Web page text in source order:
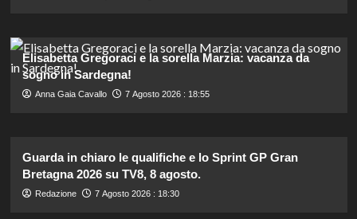
Elisabetta Gregoraci e la sorella Marzia: vacanza da
sogno in Sardegna!
Anna Gaia Cavallo 7 Agosto 2026 : 18:55
Guarda in chiaro le qualifiche e lo Sprint GP Gran
Bretagna 2026 su TV8, 8 agosto.
Redazione 7 Agosto 2026 : 18:30